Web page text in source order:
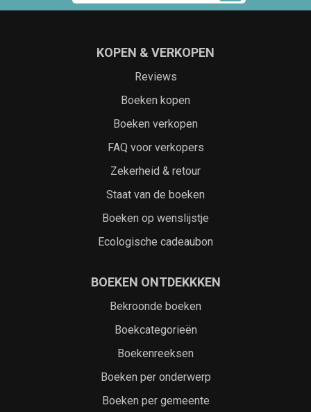
KOPEN & VERKOPEN
Reviews
Boeken kopen
Boeken verkopen
FAQ voor verkopers
Zekerheid & retour
Staat van de boeken
Boeken op wenslijstje
Ecologische cadeaubon
BOEKEN ONTDEKKKEN
Bekroonde boeken
Boekcategorieën
Boekenreeksen
Boeken per onderwerp
Boeken per gemeente